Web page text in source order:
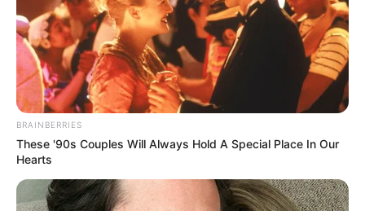
Inaldo Pérez - Antena 2
Hinchas de Millonarios reciben notición antes del clásico:
Azules felices
Por:Óscar Barrero
Junio 21, 2024
BRAINBERRIES
These '90s Couples Will Always Hold A Special Place In Our
Hearts